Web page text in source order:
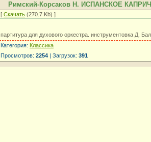
Римский-Корсаков Н. ИСПАНСКОЕ
[ Скачать (270.7 Kb) ]
партитура для духового оркестра. инструментовка Д.
Категория: Классика
Просмотров: 2254 | Загрузок: 391